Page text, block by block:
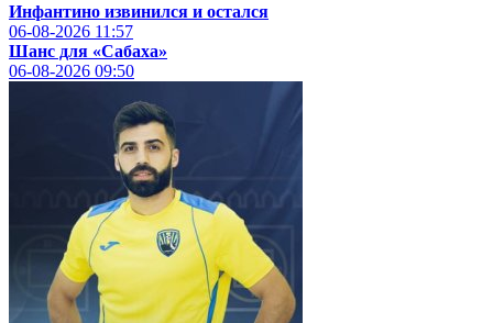
Инфантино извинился и остался
06-08-2026 11:57
Шанс для «Сабаха»
06-08-2026 09:50